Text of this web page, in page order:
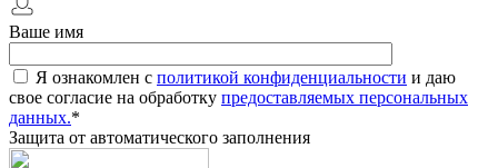
Ваше имя
Я ознакомлен с политикой конфиденциальности и даю
свое согласие на обработку предоставляемых персональных
данных.*
Защита от автоматического заполнения